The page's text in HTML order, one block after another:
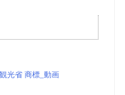
光省 商標_動画